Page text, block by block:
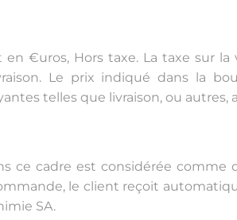
en €uros, Hors taxe. La taxe sur
Le prix indiqué dans la
telles que livraison, ou
ce cadre est considérée comme
le client reçoit
SA.